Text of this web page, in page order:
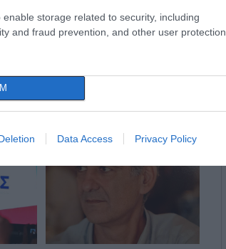
storage related to security, including
and fraud prevention, and other user protection.
Data Access Privacy Policy
Ελλάδακαι τονΚόσμοστο